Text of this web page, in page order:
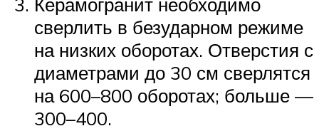
сверлить в безударном режиме
на низких оборотах. Отверстия с
диаметрами до 30 см сверлятся
на 600–800 оборотах; больше —
300–400.